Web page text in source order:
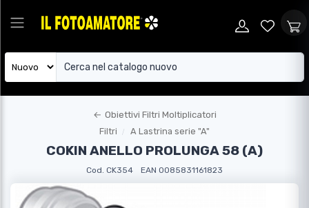
← Obiettivi Filtri Moltiplicatori
Filtri
A Lastrina serie "A"
COKIN ANELLO PROLUNGA 58 (A)
Cod. CK354 EAN 0085831161823